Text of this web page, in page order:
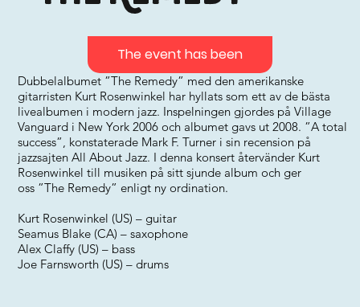
Dubbelalbumet ”The Remedy” med den amerikanske
gitarristen Kurt Rosenwinkel har hyllats som ett av de bästa
livealbumen i modern jazz. Inspelningen gjordes på Village
Vanguard i New York 2006 och albumet gavs ut 2008. ”A total
success”, konstaterade Mark F. Turner i sin recension på
jazzsajten All About Jazz. I denna konsert återvänder Kurt
Rosenwinkel till musiken på sitt sjunde album och ger
oss ”The Remedy” enligt ny ordination.
Kurt Rosenwinkel (US) – guitar
Seamus Blake (CA) – saxophone
Alex Claffy (US) – bass
Joe Farnsworth (US) – drums
The event has been